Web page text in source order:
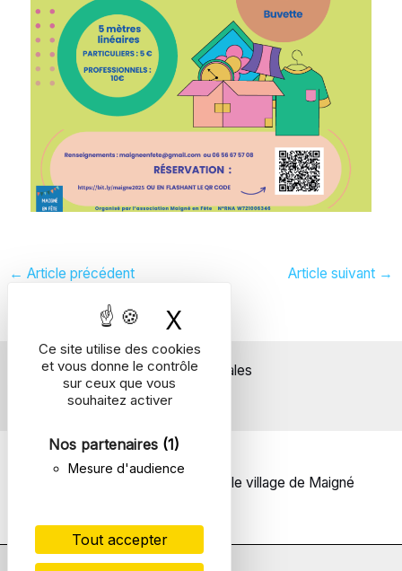
Ce site utilise des cookies
et vous donne le contrôle
sur ceux que vous
souhaitez activer
Nos partenaires (1)
Mesure d'audience
Tout accepter
X
← Article précédent Article suivant →
Mentions légales
© 2026 | Un site réalisé pour le village de Maigné